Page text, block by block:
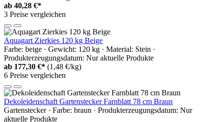
ab 40,28 €*
3 Preise vergleichen
Aquagart Zierkies 120 kg Beige
Farbe: beige · Gewicht: 120 kg · Material: Stein ·
Produkterzeugungsdatum: Nur aktuelle Produkte
ab 177,30 €* (1,48 €/kg)
6 Preise vergleichen
Dekoleidenschaft Gartenstecker Farnblatt 78 cm Braun
Gartenstecker · Farbe: braun · Produkterzeugungsdatum: Nur
aktuelle Produkte